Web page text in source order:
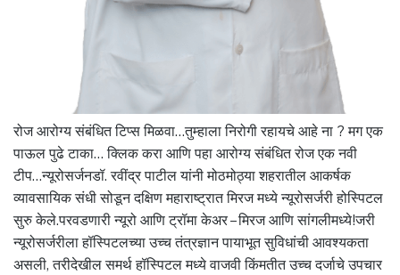
रोज आरोग्य संबंधित टिप्स मिळवा…तुम्हाला निरोगी रहायचे आहे ना ? मग एक
पाऊल पुढे टाका… क्लिक करा आणि पहा आरोग्य संबंधित रोज एक नवी
टीप…न्यूरोसर्जनडॉ. रवींद्र पाटील यांनी मोठमोठ्या शहरातील आकर्षक
व्यावसायिक संधी सोडून दक्षिण महाराष्ट्रात मिरज मध्ये न्यूरोसर्जरी होस्पिटल
सुरु केले.परवडणारी न्यूरो आणि ट्रॉमा केअर – मिरज आणि सांगलीमध्ये!जरी
न्यूरोसर्जरीला हॉस्पिटलच्या उच्च तंत्रज्ञान पायाभूत सुविधांची आवश्यकता
असली, तरीदेखील समर्थ हॉस्पिटल मध्ये वाजवी किंमतीत उच्च दर्जाचे उपचार